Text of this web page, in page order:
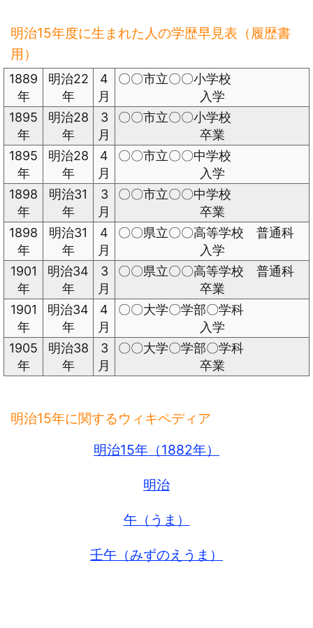
明治15年度に生まれた人の学歴早見表（履歴書
用）
1889
年
明治22
年
4
月
〇〇市立〇〇小学校
入学
1895
年
明治28
年
3
月
〇〇市立〇〇小学校
卒業
1895
年
明治28
年
4
月
〇〇市立〇〇中学校
入学
1898
年
明治31
年
3
月
〇〇市立〇〇中学校
卒業
1898
年
明治31
年
4
月
〇〇県立〇〇高等学校 普通科
入学
1901
年
明治34
年
3
月
〇〇県立〇〇高等学校 普通科
卒業
1901
年
明治34
年
4
月
〇〇大学〇学部〇学科
入学
1905
年
明治38
年
3
月
〇〇大学〇学部〇学科
卒業
明治15年に関するウィキペディア
明治15年（1882年）
明治
午（うま）
壬午（みずのえうま）